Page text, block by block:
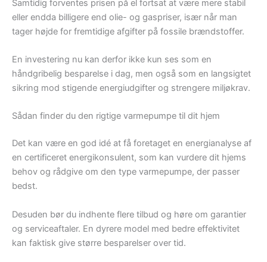
Samtidig forventes prisen på el fortsat at være mere stabil
eller endda billigere end olie- og gaspriser, især når man
tager højde for fremtidige afgifter på fossile brændstoffer.
En investering nu kan derfor ikke kun ses som en
håndgribelig besparelse i dag, men også som en langsigtet
sikring mod stigende energiudgifter og strengere miljøkrav.
Sådan finder du den rigtige varmepumpe til dit hjem
Det kan være en god idé at få foretaget en energianalyse af
en certificeret energikonsulent, som kan vurdere dit hjems
behov og rådgive om den type varmepumpe, der passer
bedst.
Desuden bør du indhente flere tilbud og høre om garantier
og serviceaftaler. En dyrere model med bedre effektivitet
kan faktisk give større besparelser over tid.